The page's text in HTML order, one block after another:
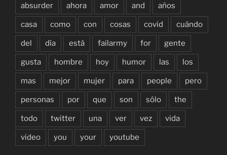
absurder ahora amor and años
casa como con cosas covid cuándo
del día está failarmy for gente
gusta hombre hoy humor las los
mas mejor mujer para people pero
personas por que son sólo the
todo twitter una ver vez vida
video you your youtube